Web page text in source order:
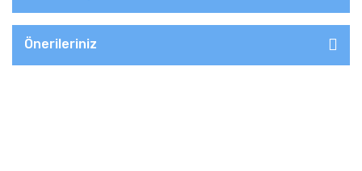
Önerileriniz